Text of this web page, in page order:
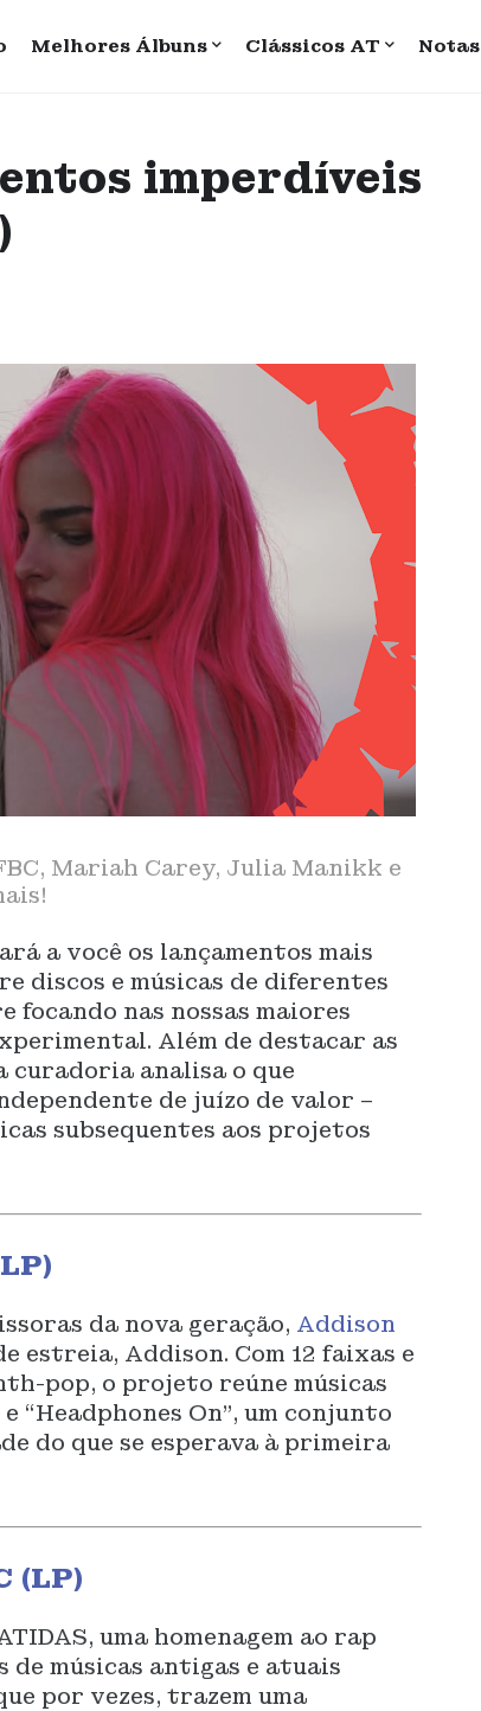
Melhores Álbuns Clássicos AT Notas
imperdíveis
Mariah Carey, Julia Manikk e
a você os lançamentos mais
discos e músicas de diferentes
focando nas nossas maiores
Além de destacar as
curadoria analisa o que
de juízo de valor –
subsequentes aos projetos
da nova geração, Addison
estreia, Addison. Com 12 faixas e
pop, o projeto reúne músicas
e “Headphones On”, um conjunto
do que se esperava à primeira
(LP)
uma homenagem ao rap
de músicas antigas e atuais
por vezes, trazem uma